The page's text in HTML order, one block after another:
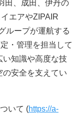
田、成田、伊丹の
エアやZIPAIR
ループが運航する
・管理を担当して
い知識や高度な技
安全を支えてい
いて (https://a-